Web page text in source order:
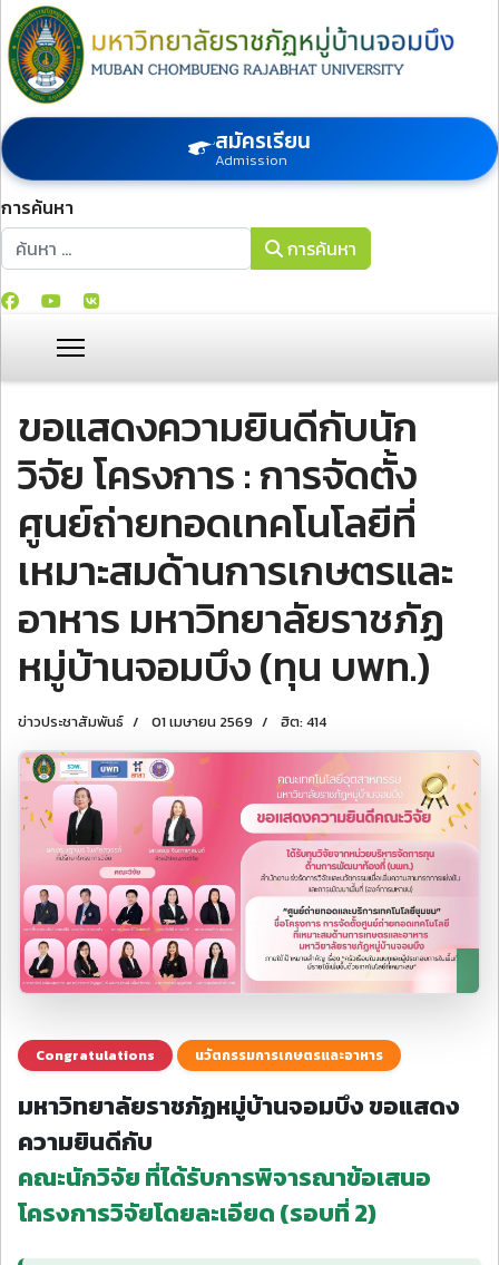
สมัครเรียน
Admission
การค้นหา
การค้นหา
การค้นหา
ขอแสดงความยินดีกับนัก
วิจัย โครงการ : การจัดตั้ง
ศูนย์ถ่ายทอดเทคโนโลยีที่
เหมาะสมด้านการเกษตรและ
อาหาร มหาวิทยาลัยราชภัฏ
หมู่บ้านจอมบึง (ทุน บพท.)
ข่าวประชาสัมพันธ์ 01 เมษายน 2569 ฮิต: 414
Congratulations นวัตกรรมการเกษตรและอาหาร
มหาวิทยาลัยราชภัฏหมู่บ้านจอมบึง ขอแสดง
ความยินดีกับ
คณะนักวิจัย ที่ได้รับการพิจารณาข้อเสนอ
โครงการวิจัยโดยละเอียด (รอบที่ 2)